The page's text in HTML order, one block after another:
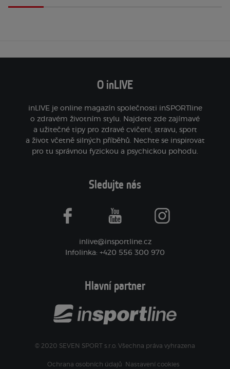
O inLIVE
inLIVE je online magazín společnosti inSPORTline
o zdravém životním stylu. Najdete zde zajímavé
a užitečné tipy pro zdravé cvičení, stravu, sport
a život včetně silných příběhů. Nechte se inspirovat
pro tu správnou fyzickou a psychickou pohodu.
Sledujte nás
facebook youtube instagram
inlive@insportline.cz
Infolinka: +420 556 300 970
Hlavní partner
© 2020 SEVEN SPORT s.r.o. Všechna práva vyhrazena
Ochrana osobních údajů Nastavení cookies